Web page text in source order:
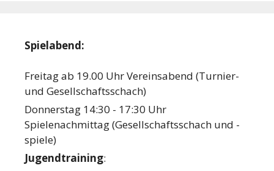
Spielabend:
Freitag ab 19.00 Uhr Vereinsabend (Turnier-
und Gesellschaftsschach)
Donnerstag 14:30 - 17:30 Uhr
Spielenachmittag (Gesellschaftsschach und -
spiele)
Jugendtraining: